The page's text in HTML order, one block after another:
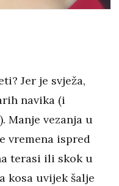
Jer je svježa,
navika (i
Manje vezanja u
vremena ispred
terasi ili skok u
kosa uvijek šalje